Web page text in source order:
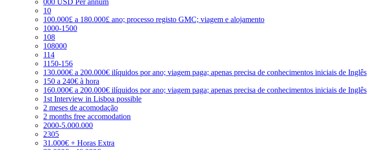
10
100.000£ a 180.000£ ano; processo registo GMC; viagem e alojamento
1000-1500
108
108000
114
1150-156
130.000€ a 200.000€ ilíquidos por ano; viagem paga; apenas precisa de conhecimentos iniciais de Inglês
150 a 240€ à hora
160.000€ a 200.000€ ilíquidos por ano; viagem paga; apenas precisa de conhecimentos iniciais de Inglês
1st Interview in Lisboa possible
2 meses de acomodação
2 months free accomodation
2000-5.000.000
2305
31.000€ + Horas Extra